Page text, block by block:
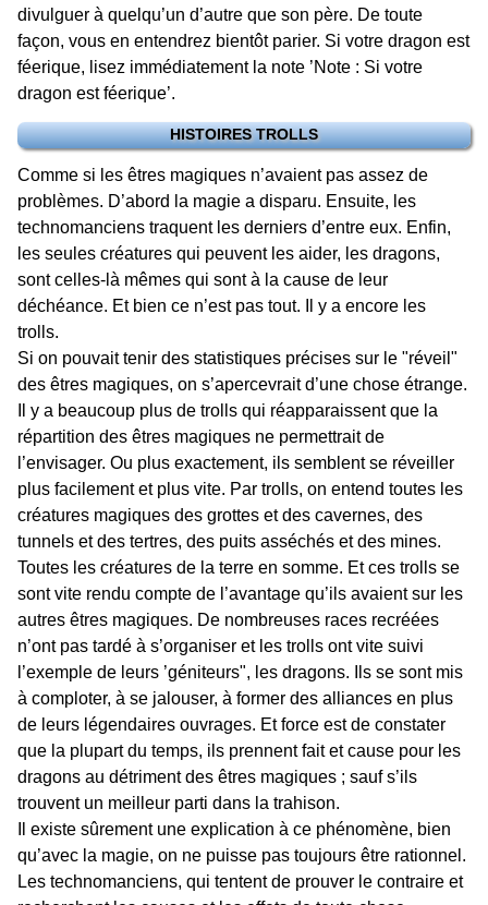
divulguer à quelqu’un d’autre que son père. De toute
façon, vous en entendrez bientôt parier. Si votre dragon est
féerique, lisez immédiatement la note ’Note : Si votre
dragon est féerique’.
HISTOIRES TROLLS
Comme si les êtres magiques n’avaient pas assez de
problèmes. D’abord la magie a disparu. Ensuite, les
technomanciens traquent les derniers d’entre eux. Enfin,
les seules créatures qui peuvent les aider, les dragons,
sont celles-là mêmes qui sont à la cause de leur
déchéance. Et bien ce n’est pas tout. Il y a encore les
trolls.
Si on pouvait tenir des statistiques précises sur le "réveil"
des êtres magiques, on s’apercevrait d’une chose étrange.
Il y a beaucoup plus de trolls qui réapparaissent que la
répartition des êtres magiques ne permettrait de
l’envisager. Ou plus exactement, ils semblent se réveiller
plus facilement et plus vite. Par trolls, on entend toutes les
créatures magiques des grottes et des cavernes, des
tunnels et des tertres, des puits asséchés et des mines.
Toutes les créatures de la terre en somme. Et ces trolls se
sont vite rendu compte de l’avantage qu’ils avaient sur les
autres êtres magiques. De nombreuses races recréées
n’ont pas tardé à s’organiser et les trolls ont vite suivi
l’exemple de leurs ’géniteurs", les dragons. Ils se sont mis
à comploter, à se jalouser, à former des alliances en plus
de leurs légendaires ouvrages. Et force est de constater
que la plupart du temps, ils prennent fait et cause pour les
dragons au détriment des êtres magiques ; sauf s’ils
trouvent un meilleur parti dans la trahison.
Il existe sûrement une explication à ce phénomène, bien
qu’avec la magie, on ne puisse pas toujours être rationnel.
Les technomanciens, qui tentent de prouver le contraire et